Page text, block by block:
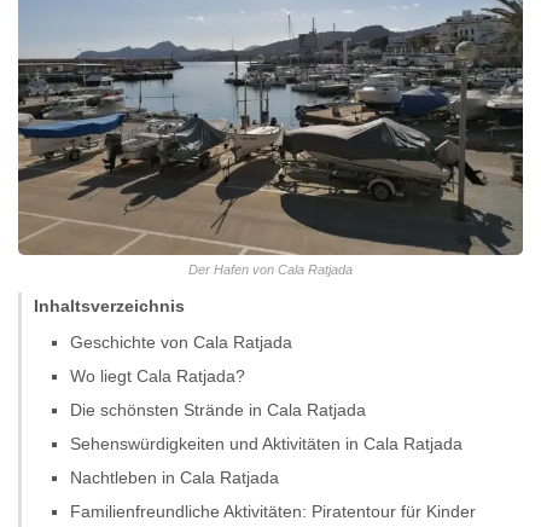
Der Hafen von Cala Ratjada
Inhaltsverzeichnis
Geschichte von Cala Ratjada
Wo liegt Cala Ratjada?
Die schönsten Strände in Cala Ratjada
Sehenswürdigkeiten und Aktivitäten in Cala Ratjada
Nachtleben in Cala Ratjada
Familienfreundliche Aktivitäten: Piratentour für Kinder